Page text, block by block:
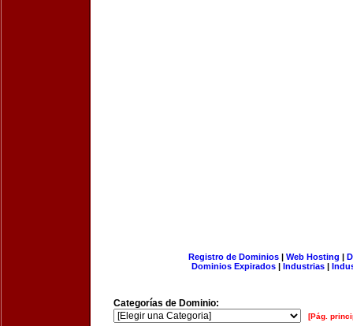
Registro de Dominios| Web Hosting |
Dominios Expirados | Industrias |
Categorías de Dominio:
[Pág.